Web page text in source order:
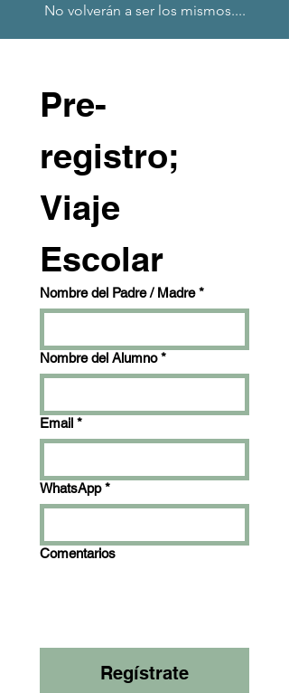
No volverán a ser los mismos....
Pre-
registro;
Viaje
Escolar
Nombre del Padre / Madre *
Nombre del Alumno *
Email *
WhatsApp *
Comentarios
Regístrate